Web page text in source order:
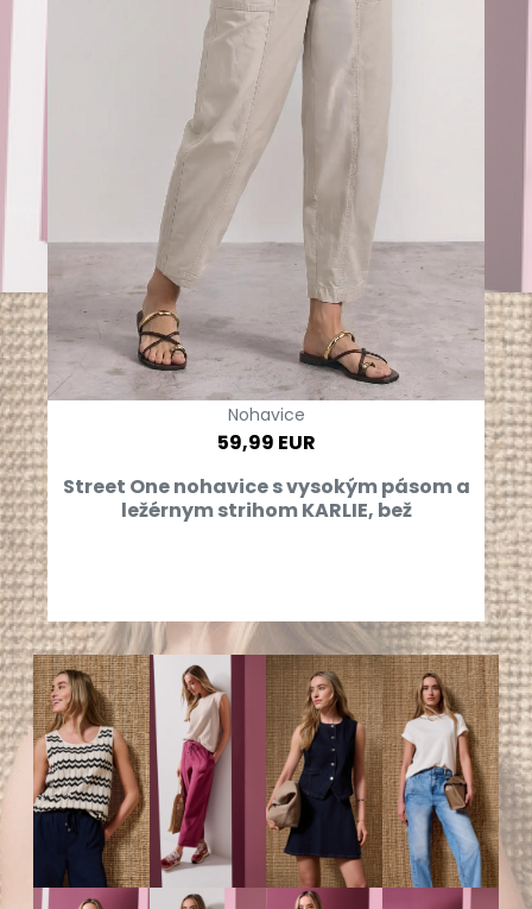
Nohavice
59,99 EUR
Street One nohavice s vysokým pásom a
ležérnym strihom KARLIE, bež